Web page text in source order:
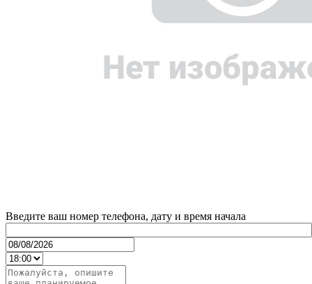
Введите ваш номер телефона, дату и время начала